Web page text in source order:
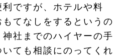
ですが、ホテルや料
てなしをするというの
社までのハイヤーの手
ても相談にのってくれ